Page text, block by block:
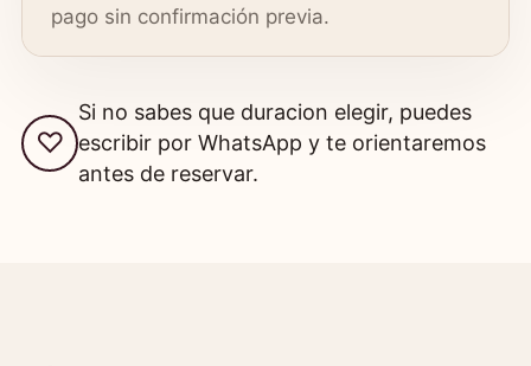
pago sin confirmación previa.
Si no sabes que duracion elegir, puedes
escribir por WhatsApp y te orientaremos
antes de reservar.